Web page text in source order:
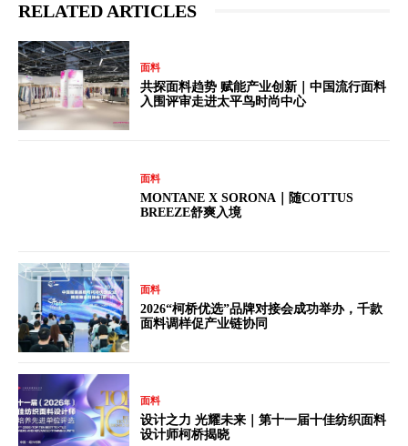
RELATED ARTICLES
面料
共探面料趋势 赋能产业创新｜中国流行面料
入围评审走进太平鸟时尚中心
面料
MONTANE X SORONA｜随COTTUS
BREEZE舒爽入境
面料
2026“柯桥优选”品牌对接会成功举办，千款
面料调样促产业链协同
面料
设计之力 光耀未来｜第十一届十佳纺织面料
设计师柯桥揭晓